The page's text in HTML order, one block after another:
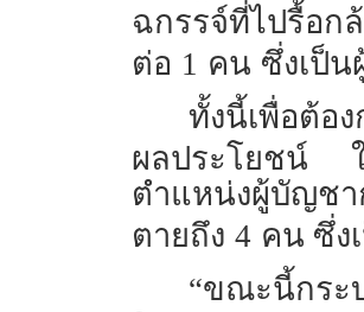
ฉกรรจ์ที่ไปรื้อก
ต่อ 1 คน ซึ่งเป็
ทั้งนี้เพื่อต้อ
ผลประโยชน์
ตำแหน่งผู้บัญชา
ตายถึง 4 คน ซึ่ง
“ขณะนี้กระ